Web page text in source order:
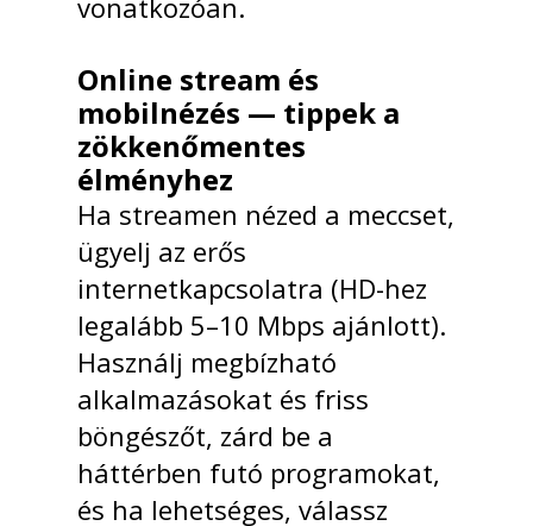
vonatkozóan.
Online stream és
mobilnézés — tippek a
zökkenőmentes
élményhez
Ha streamen nézed a meccset,
ügyelj az erős
internetkapcsolatra (HD-hez
legalább 5–10 Mbps ajánlott).
Használj megbízható
alkalmazásokat és friss
böngészőt, zárd be a
háttérben futó programokat,
és ha lehetséges, válassz